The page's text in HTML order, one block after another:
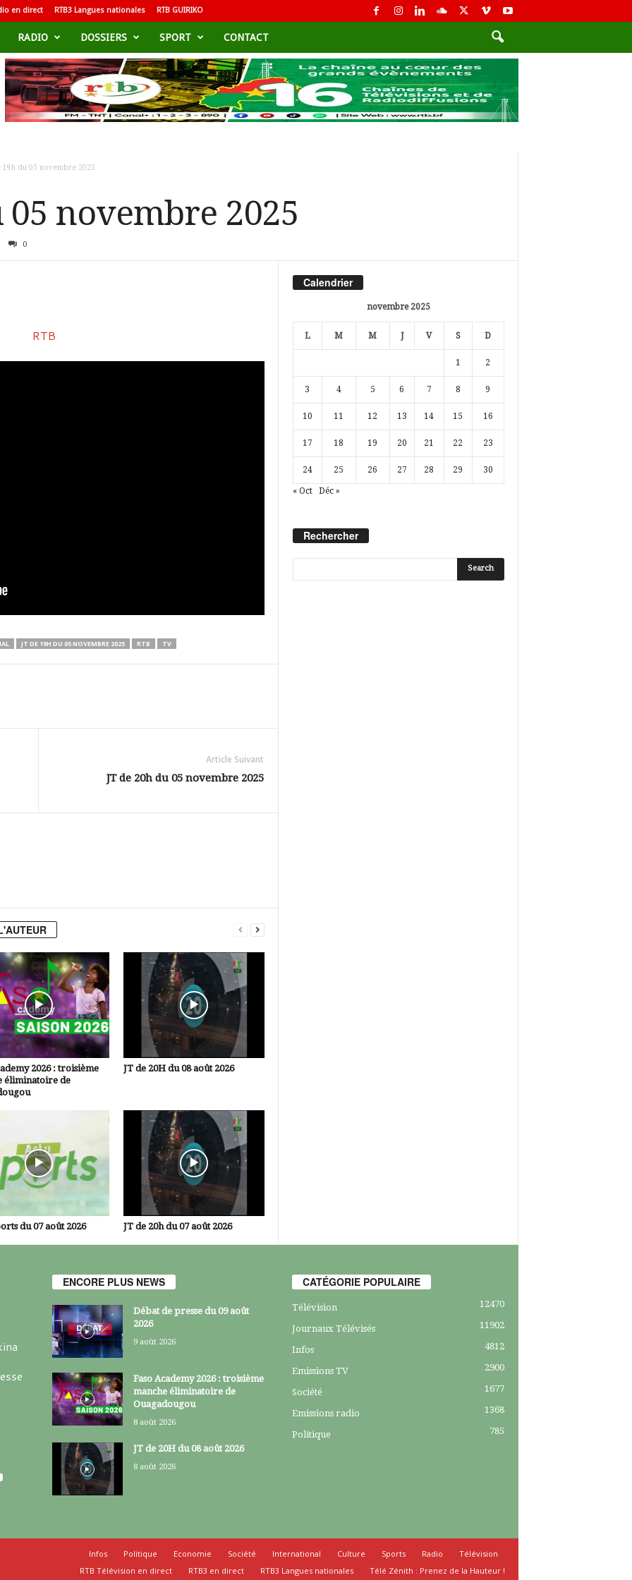
en direct RTB3 Langues nationales RTB GUIRIKO
RADIO DOSSIERS SPORT CONTACT
19h du 05 novembre 2025
05 novembre 2025
0
JT DE 19H DU 05 NOVEMBRE 2025 RTB TV
Article Suivant
JT de 20h du 05 novembre 2025
2026 : troisième
éliminatoire de
JT de 20H du 08 août 2026
du 07 août 2026 JT de 20h du 07 août 2026
Calendrier
novembre 2025
L M M J V S D
1 2
3 4 5 6 7 8 9
10 11 12 13 14 15 16
17 18 19 20 21 22 23
24 25 26 27 28 29 30
« Oct Déc »
Rechercher
ENCORE PLUS NEWS
Débat de presse du 09 août
2026
9 août 2026
Faso Academy 2026 : troisième
manche éliminatoire de
Ouagadougou
8 août 2026
JT de 20H du 08 août 2026
8 août 2026
CATÉGORIE POPULAIRE
Télévision 12470
Journaux Télévisés 11902
Infos 4812
Emissions TV 2900
Société 1677
Emissions radio 1368
Politique 785
Infos Politique Economie Société International Culture Sports Radio
Télévision
RTB Télévision en direct
RTB3 en direct RTB3 Langues nationales Télé Zénith : Prenez de la Hauteur !